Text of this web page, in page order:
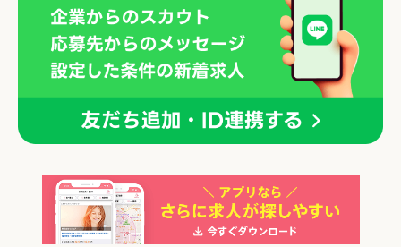
「正社員」を募集している店舗